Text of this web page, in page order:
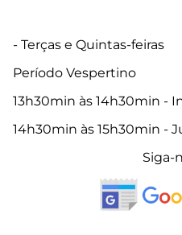
- Terças e Quintas-feiras
Período Vespertino
13h30min às 14h30min -
14h30min às 15h30min -
Siga-